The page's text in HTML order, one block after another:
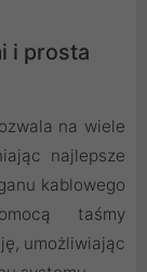
i prosta
na wiele
najlepsze
kablowego
taśmy
umożliwiając